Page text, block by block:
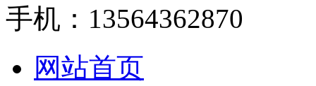
手机：13564362870
网站首页